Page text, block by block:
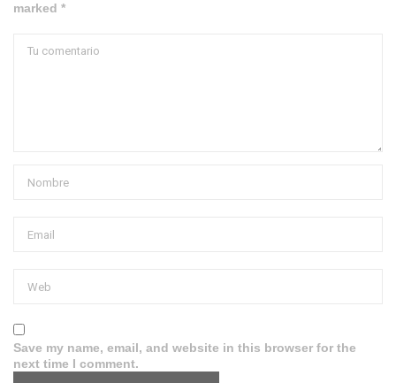
marked *
Save my name, email, and website in this browser for the
next time I comment.